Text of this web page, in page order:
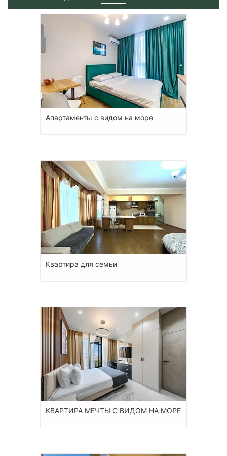
Апартаменты с видом на море
Квартира для семьи
КВАРТИРА МЕЧТЫ С ВИДОМ НА МОРЕ